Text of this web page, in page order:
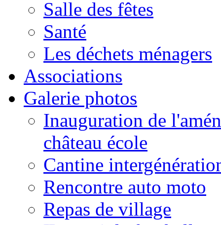
Salle des fêtes
Santé
Les déchets ménagers
Associations
Galerie photos
Inauguration de
château école
Cantine
Rencontre auto moto
Repas de village